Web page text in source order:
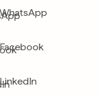
WhatsApp
Facebook
LinkedIn